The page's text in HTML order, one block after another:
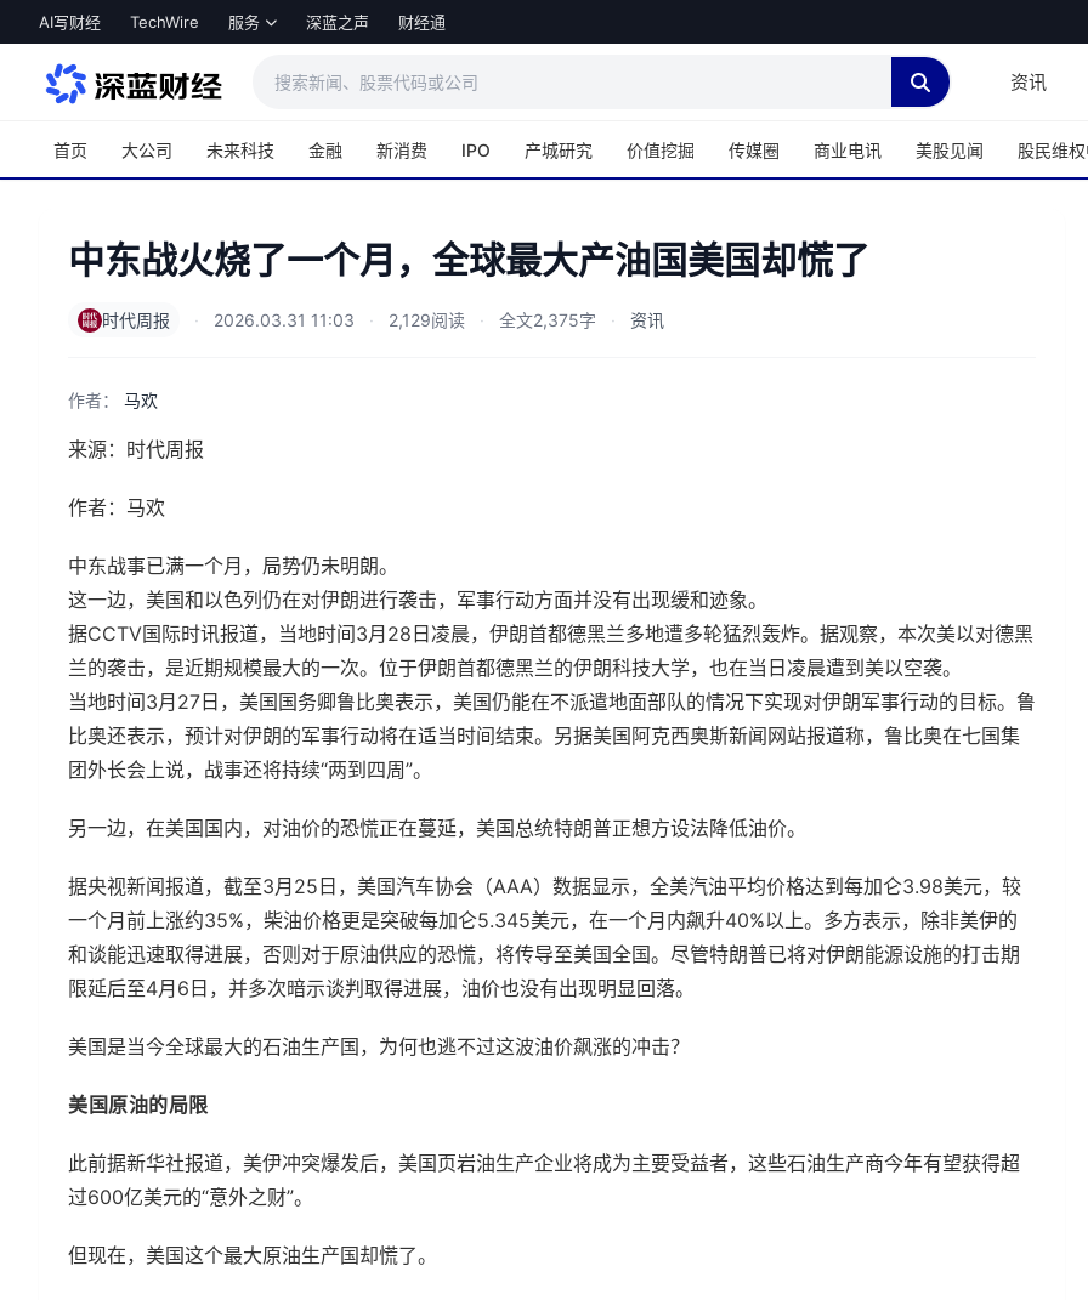
跳转到主内容
AI写财经 TechWire 服务 深蓝之声 财经通
资讯
首页 大公司 未来科技 金融 新消费 IPO 产城研究 价值挖掘 传媒圈 商业电讯 美股见闻 股民维
中东战火烧了一个月，全球最大产油国美国却慌了
时代周报 · 2026.03.31 11:03 · 2,129阅读 · 全文2,375字 · 资讯
作者： 马欢
来源：时代周报
作者：马欢
中东战事已满一个月，局势仍未明朗。
这一边，美国和以色列仍在对伊朗进行袭击，军事行动方面并没有出现缓和迹象。
据CCTV国际时讯报道，当地时间3月28日凌晨，伊朗首都德黑兰多地遭多轮猛烈轰炸。据观察，本次美以对德黑
兰的袭击，是近期规模最大的一次。位于伊朗首都德黑兰的伊朗科技大学，也在当日凌晨遭到美以空袭。
当地时间3月27日，美国国务卿鲁比奥表示，美国仍能在不派遣地面部队的情况下实现对伊朗军事行动的目标。鲁
比奥还表示，预计对伊朗的军事行动将在适当时间结束。另据美国阿克西奥斯新闻网站报道称，鲁比奥在七国集
团外长会上说，战事还将持续“两到四周”。
另一边，在美国国内，对油价的恐慌正在蔓延，美国总统特朗普正想方设法降低油价。
据央视新闻报道，截至3月25日，美国汽车协会（AAA）数据显示，全美汽油平均价格达到每加仑3.98美元，较
一个月前上涨约35%，柴油价格更是突破每加仑5.345美元，在一个月内飙升40%以上。多方表示，除非美伊的
和谈能迅速取得进展，否则对于原油供应的恐慌，将传导至美国全国。尽管特朗普已将对伊朗能源设施的打击期
限延后至4月6日，并多次暗示谈判取得进展，油价也没有出现明显回落。
美国是当今全球最大的石油生产国，为何也逃不过这波油价飙涨的冲击？
美国原油的局限
此前据新华社报道，美伊冲突爆发后，美国页岩油生产企业将成为主要受益者，这些石油生产商今年有望获得超
过600亿美元的“意外之财”。
但现在，美国这个最大原油生产国却慌了。